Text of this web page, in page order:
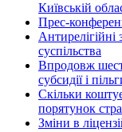
Київській
Прес-
суспільства
Впродовж
субсидії і
Скільки
порятунок
Зміни в